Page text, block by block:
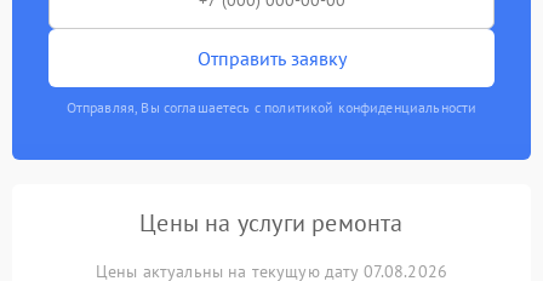
Отправить заявку
Отправляя, Вы соглашаетесь с политикой конфиденциальности
Цены на услуги ремонта
Цены актуальны на текущую дату 07.08.2026